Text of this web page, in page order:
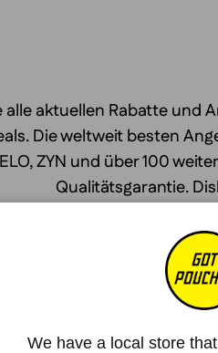
alle aktuellen Rabatte und
Die weltweit besten
ZYN und über 100
Qualitätsgarantie.
Ausverkauft
We have a local store